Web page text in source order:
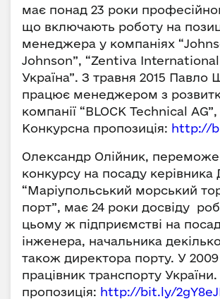
має понад 23 роки
що включають роботу на
менеджера у компаніях
Johnson”, “Zentiva
Україна”. З травня 2015 Павло
працює менеджером з
компанії “BLOCK Technical
Конкурсна пропозиція: http://
Олександр Олійник,
конкурсу на посаду керівника
“Маріупольський морський
порт”, має 24 роки досвіду
цьому ж підприємстві на
інженера, начальника
також директора порту. У
працівник транспорту
пропозиція: http://bit.ly/